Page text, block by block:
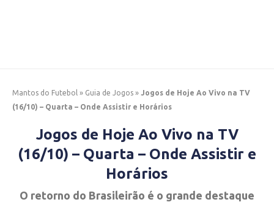
Mantos do Futebol » Guia de Jogos » Jogos de Hoje Ao Vivo na TV
(16/10) – Quarta – Onde Assistir e Horários
Jogos de Hoje Ao Vivo na TV
(16/10) – Quarta – Onde Assistir e
Horários
O retorno do Brasileirão é o grande destaque